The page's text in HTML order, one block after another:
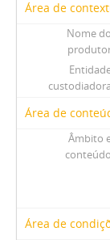
Área de
Nome do
custodiadora
Área de
Âmbito
conteúdo
Área de